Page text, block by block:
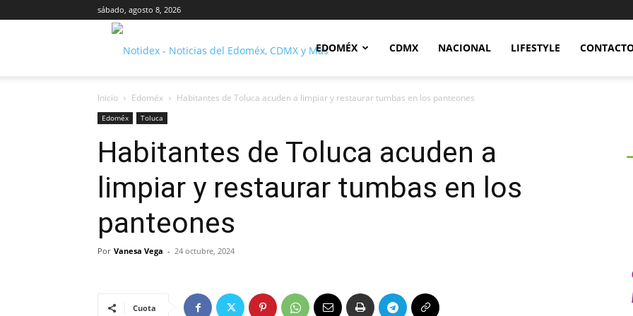
sábado, agosto 8, 2026
Notidex
EDOMÉX CDMX NACIONAL LIFESTYLE
Inicio Edoméx Habitantes de Toluca acuden a limpiar y restaurar tumbas en los panteones
Edoméx Toluca
Habitantes de Toluca acuden a
limpiar y restaurar tumbas en los
panteones
Por Vanesa Vega - 24 octubre, 2024
Cuota